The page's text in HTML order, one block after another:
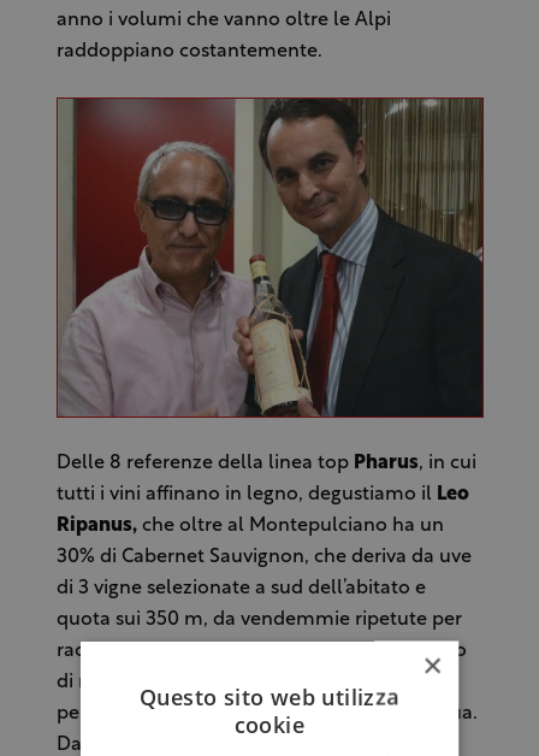
anno i volumi che vanno oltre le Alpi
raddoppiano costantemente.
Delle 8 referenze della linea top Pharus, in cui
tutti i vini affinano in legno, degustiamo il Leo
Ripanus,che oltre al Montepulciano ha un
30% di Cabernet Sauvignon, che deriva da uve
di 3 vigne selezionate a sud dell’abitato e
quota sui 350 m, da vendemmie ripetute per
raccogliere i grappoli scelti e a perfetto grado
di maturazione, da materia prima sanissima
per cui in cantina la chimica diventa superflua.
Dal millesimo 2011 sarà
×
Questo sito web utilizza
cookie